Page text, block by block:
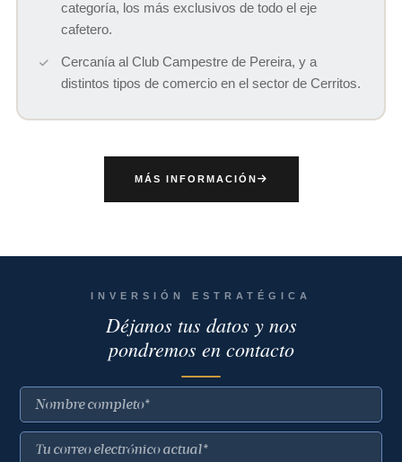
categoría, los más exclusivos de todo el eje
cafetero.
Cercanía al Club Campestre de Pereira, y a
distintos tipos de comercio en el sector de Cerritos.
MÁS INFORMACIÓN
INVERSIÓN ESTRATÉGICA
Déjanos tus datos y nos
pondremos en contacto